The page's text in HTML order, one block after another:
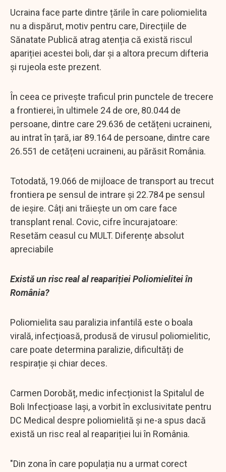
Ucraina face parte dintre țările în care poliomielita
nu a dispărut, motiv pentru care, Direcțiile de
Sănatate Publică atrag atenția că există riscul
apariției acestei boli, dar și a altora precum difteria
și rujeola este prezent.
În ceea ce privește traficul prin punctele de trecere
a frontierei, în ultimele 24 de ore, 80.044 de
persoane, dintre care 29.636 de cetățeni ucraineni,
au intrat în țară, iar 89.164 de persoane, dintre care
26.551 de cetățeni ucraineni, au părăsit România.
Totodată, 19.066 de mijloace de transport au trecut
frontiera pe sensul de intrare și 22.784 pe sensul
de ieșire. Câți ani trăiește un om care face
transplant renal. Covic, cifre încurajatoare:
Resetăm ceasul cu MULT. Diferențe absolut
apreciabile
Există un risc real al reapariției Poliomielitei în
România?
Poliomielita sau paralizia infantilă este o boala
virală, infecțioasă, produsă de virusul poliomielitic,
care poate determina paralizie, dificultăți de
respirație și chiar deces.
Carmen Dorobăț, medic infecționist la Spitalul de
Boli Infecțioase Iași, a vorbit în exclusivitate pentru
DC Medical despre poliomielită și ne-a spus dacă
există un risc real al reapariției lui în România.
"Din zona în care populația nu a urmat corect